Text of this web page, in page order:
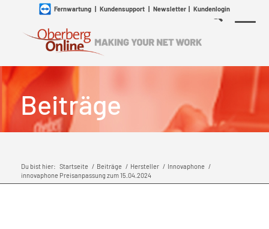
Fernwartung| Kundensupport| Newsletter| Kundenlogin
Beiträge
Du bist hier: Startseite / Beiträge / Hersteller / Innovaphone /
innovaphone Preisanpassung zum 15.04.2024